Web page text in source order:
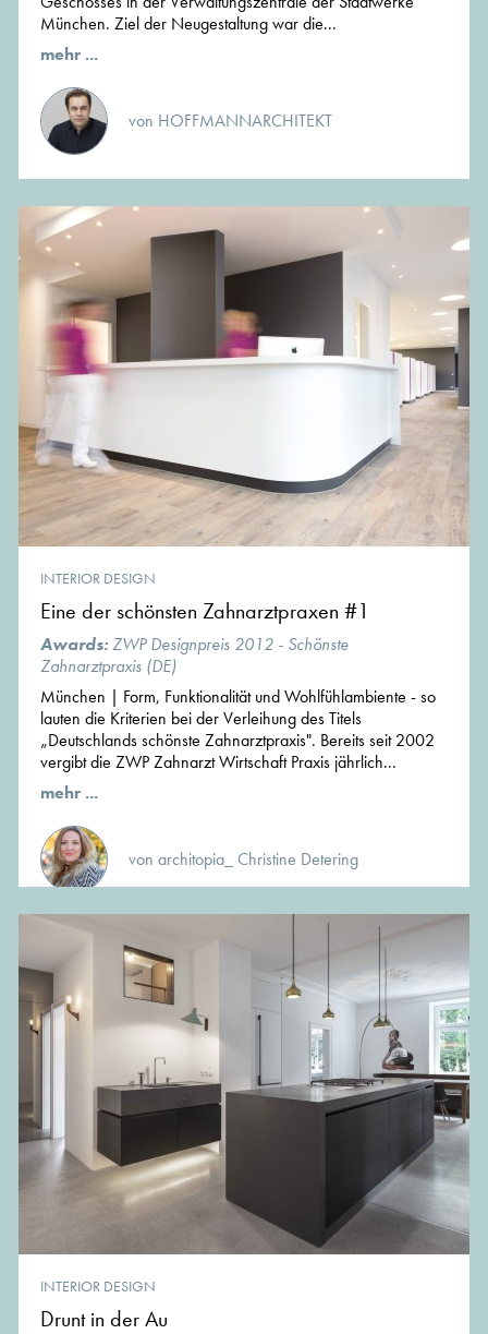
München. Ziel der Neugestaltung war die...
mehr ...
von HOFFMANNARCHITEKT
INTERIOR DESIGN
Eine der schönsten Zahnarztpraxen #1
Awards:ZWP Designpreis 2012 - Schönste
Zahnarztpraxis (DE)
München | Form, Funktionalität und Wohlfühlambiente - so
lauten die Kriterien bei der Verleihung des Titels
„Deutschlands schönste Zahnarztpraxis". Bereits seit 2002
vergibt die ZWP Zahnarzt Wirtschaft Praxis jährlich...
mehr ...
von architopia_ Christine Detering
INTERIOR DESIGN
Drunt in der Au